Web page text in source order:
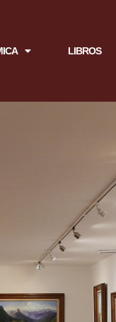
LIBROS